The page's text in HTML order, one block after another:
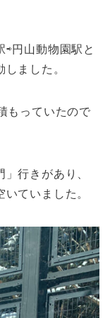
円山動物園駅と
ました。
もっていたので
行きがあり、
ていました。